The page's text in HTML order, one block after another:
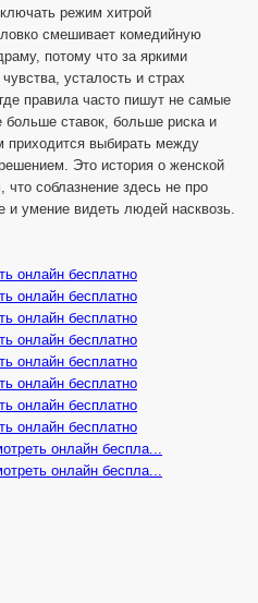
режим хитрой
смешивает комедийную
потому что за яркими
усталость и страх
правила часто пишут не самые
ставок, больше риска и
приходится выбирать между
Это история о женской
соблазнение здесь не про
и умение видеть людей насквозь.
онлайн бесплатно
онлайн бесплатно
онлайн бесплатно
онлайн бесплатно
онлайн бесплатно
онлайн бесплатно
онлайн бесплатно
онлайн бесплатно
онлайн беспла...
онлайн беспла...